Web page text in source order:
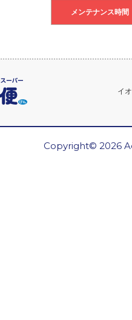
メンテナンス時間
イ
Copyright© 2026